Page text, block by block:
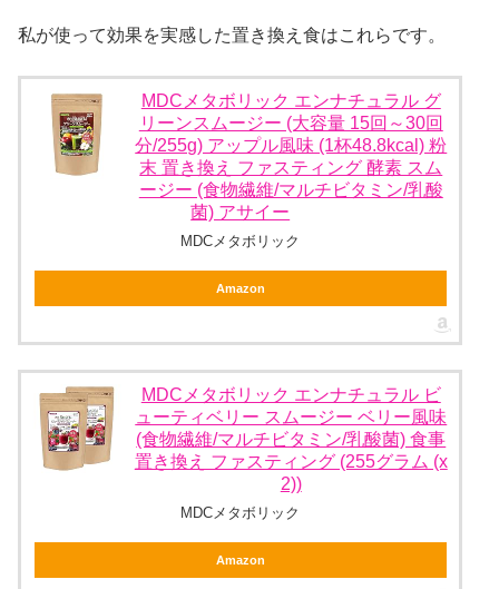
私が使って効果を実感した置き換え食はこれらです。
MDCメタボリック エンナチュラル グ
リーンスムージー (大容量 15回～30回
分/255g) アップル風味 (1杯48.8kcal) 粉
末 置き換え ファスティング 酵素 スム
ージー (食物繊維/マルチビタミン/乳酸
菌) アサイー
MDCメタボリック
Amazon
MDCメタボリック エンナチュラル ビ
ューティベリー スムージー ベリー風味
(食物繊維/マルチビタミン/乳酸菌) 食事
置き換え ファスティング (255グラム (x
2))
MDCメタボリック
Amazon